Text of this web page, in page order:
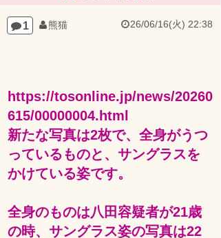
1 熊猫 26/06/16(火) 22:38
https://tosonline.jp/news/20260
615/00000004.html
新たな写真は2枚で、全身がうつ
っているものと、サングラスを
かけている姿です。
全身のものは八田容疑者が21歳
の時、サングラス姿の写真は22